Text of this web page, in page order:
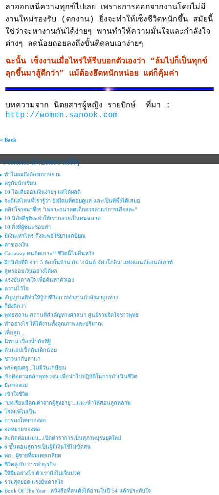
ลาออกหนีความทุกข์ไปเลย เพราะการออกจากงานโดยไม่มี
งานใหม่รองรับ (ตกงาน) ยิ่งจะทำให้เซ็งชีวิตหนักขึ้น สมัยนี้
ใช่ว่าจะหางานกันได้ง่ายๆ พานทำให้ความมั่นใจและกำลังใจ
ต่างๆ ลดน้อยถอยลงถึงขั้นติดลบเอาง่ายๆ
ฉะนั้น เซ็งงานเมื่อไหร่ให้รีบบอกตัวเองว่า “ล้มไปก็เป็นทุกข์
ลุกขึ้นมาสู้ดีกว่า” แม้ต้องฮึดหนักหน่อย แต่ก็คุ้มค่า
บทความจาก นิตยสารผู้หญิง รายปักษ์ ที่มา :
http://women.sanook.com
« Back
รวมแนะนำบทความดีๆ
ทำไมผมถึงต้องกราบยาม
ครูกับนักเรียน
10 ไอเดียออมเงินง่ายๆ แต่ได้ผลดี
จะดีแค่ไหนที่เรารู้ว่า ยังมีคนที่คอยดูแล และเป็นที่พึ่งได้เสมอ
คลิปโฆษณาซึ้งๆ "เพราะอนาคตเด็กควรค่าแก่การเสียสละ"
10 นิสัยดีๆที่จะทำให้เรากลายเป็นคนฉลาด
10 สิ่งที่ผู้ชนะชอบทำ
มีเงินเท่าไหร่ ถึงจะพอใช้ยามเกษียณ
ค่าของเงิน
Castaway คนติดเกาะ!! ชีวิตนี้ไม่สิ้นหวัง
ฝึกนิสัยที่ดี จาก 5 ห้องในบ้าน กับ 'อนันต์ อัศวโภคิน' แห่งแลนด์แอนด์เฮาท์
สูตรออมเงินอย่างได้ผล
แรงบันดาลใจ เพื่อค้นหาตัวเอง
ความไว้ใจ
สัญญาณที่ทำให้รู้ว่าชีวิตการทำงานกำลังมาถูกทาง
ก็ยังดีกว่า
พุทธสถาน สถานที่สำคัญทางศาสนา ศูนย์รวมจิตใจชาวพุทธ
ทำอย่างไร ให้ได้งานทั้งคุณภาพและปริมาณ
เพื่อลูก...
นิทาน เรื่องน้ำกับทิฐิ
ต้นแอปเปิ้ลกับเด็กน้อย
ชาวนากับลาแก่
พระคุณครู...ไม่มีวันเกษียณ
ข้อคิดตามหลักพุทธวจน เพื่อนำไปปฎิบัติในการดำเนินชีวิต
มือของแม่
เข้าใจชีวิต
"บทเรียนมีคุณค่าจากผู้สูงอายุ"...แนะนำให้สอนลูกหลาน
โรคแพ้ไม่เป็น
การลงโทษของพ่อ
จดหมายของพ่อ
สะกิดต่อมแมน...เปิดตำราการเป็นสุภาพบุรษยุคใหม่
6 ขั้นตอนสู่การเป็นผู้มีเงินใช้ไม่ขัดสน
พ่อ...ผู้ชายที่ผมเคยเกลียด
ชีวิตคู่ กับ การทำธุรกิจ
ให้ยืมอย่างไร ตัวเราถึงไม่เจ็บปวด
รวมสุดยอด แรงบันดาลใจ
Book Of The Year : หนังสือที่คนดังได้อ่านในปี’54 แล้วประทับใจ